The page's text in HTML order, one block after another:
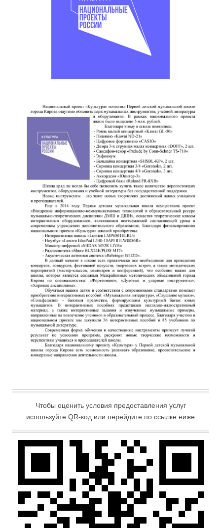
Чтобы оценить условия предоставления услуг
используйте QR-код или перейдите по ссылке ниже